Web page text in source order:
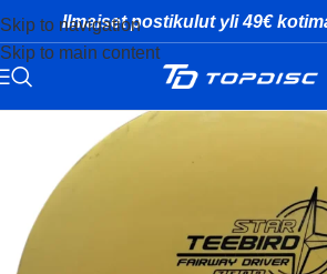
Skip to navigation
Skip to main content
Ilmaiset postikulut yli 49€